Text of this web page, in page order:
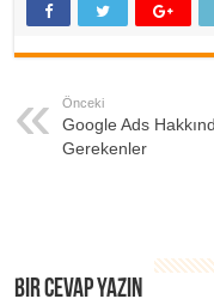
Önceki
Google Ads
Gerekenler
Bir cevap yazın